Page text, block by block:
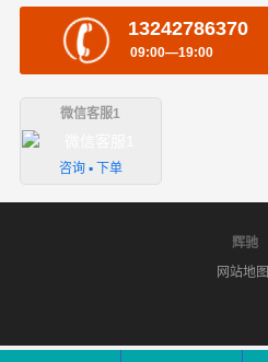
13242786370
09:00—19:00
微信客服1
咨询 ▪ 下单
辉驰
网站地图